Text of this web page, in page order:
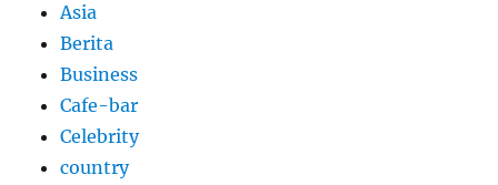
Asia
Berita
Business
Cafe-bar
Celebrity
country